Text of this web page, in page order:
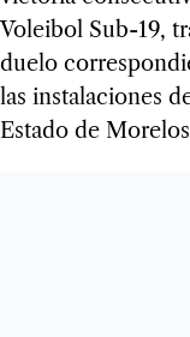
Voleibol Sub-19,
duelo
las instalaciones
Estado de